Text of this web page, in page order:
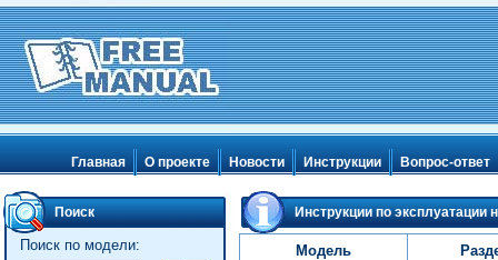
Главная О проекте Новости Инструкции Вопрос-ответ
Поиск
Поиск по модели:
Инструкции по эксплуатации
Модель